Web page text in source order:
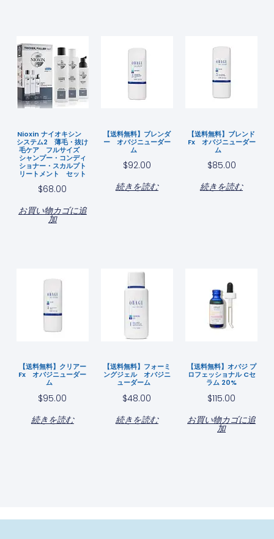
Nioxin ナイオキシン
システム2 薄毛・抜け
毛ケア フルサイズ
シャンプー・コンディ
ショナー・スカルプト
リートメント セット
$68.00
お買い物カゴに追
加
【送料無料】ブレンダ
ー オバジニューダー
ム
$92.00
続きを読む
【送料無料】ブレンド
Fx オバジニューダー
ム
$85.00
続きを読む
【送料無料】クリアー
Fx オバジニューダー
ム
$95.00
続きを読む
【送料無料】フォーミ
ングジェル オバジニ
ューダーム
$48.00
続きを読む
【送料無料】オバジ プ
ロフェッショナル Cセ
ラム 20%
$115.00
お買い物カゴに追
加